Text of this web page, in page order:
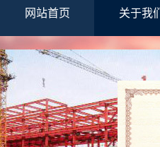
网站首页 关于我们